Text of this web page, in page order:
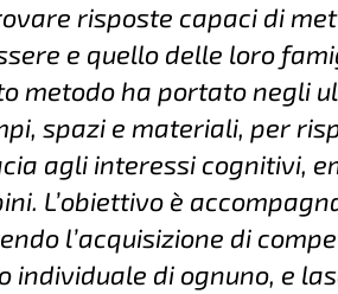
risposte capaci di
e quello delle loro
metodo ha portato negli
spazi e materiali, per
agli interessi cognitivi,
L’obiettivo è
l’acquisizione di
individuale di ognuno, e